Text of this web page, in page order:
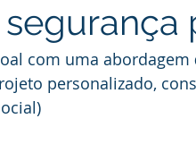
segurança
com uma abordagem
personalizado,